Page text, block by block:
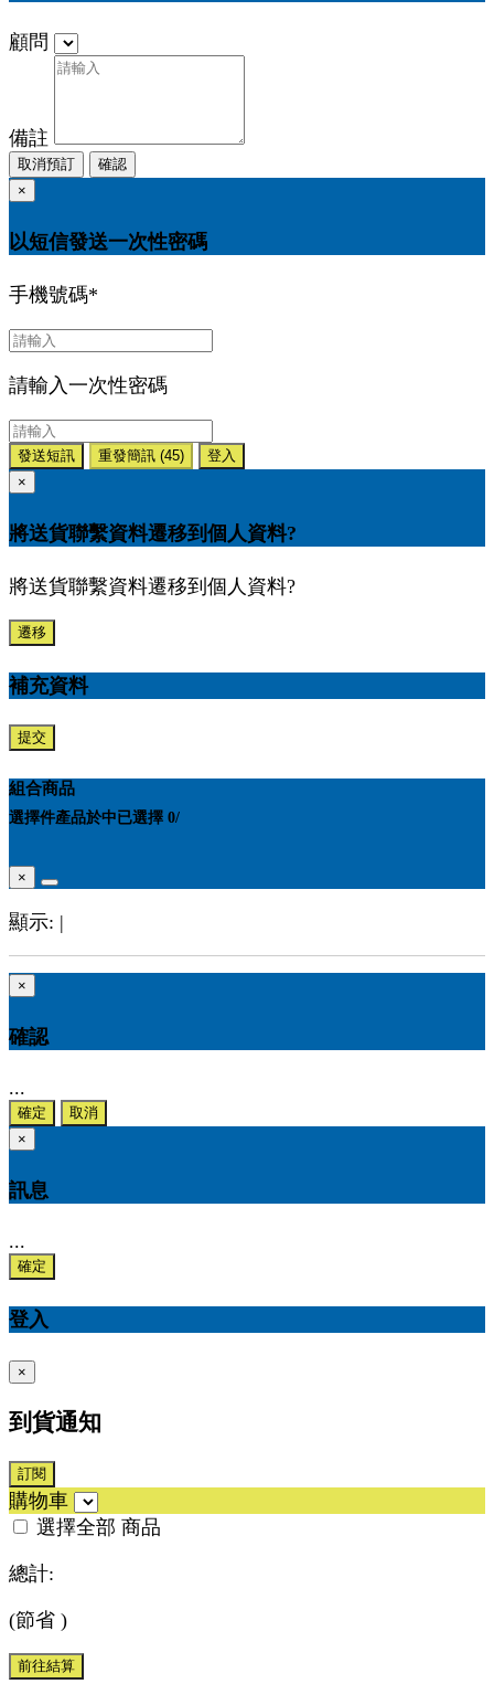
顧問
備註
取消預訂
確認
×
以短信發送一次性密碼
手機號碼*
請輸入一次性密碼
發送短訊 重發簡訊 (45)
登入
×
將送貨聯繫資料遷移到個人資料?
將送貨聯繫資料遷移到個人資料?
遷移
補充資料
提交
組合商品
選擇件產品於中已選擇 0/
×
顯示: |
×
確認
...
確定
取消
×
訊息
...
確定
登入
×
到貨通知
訂閱
購物車
選擇全部 商品
總計:
(節省 )
前往結算